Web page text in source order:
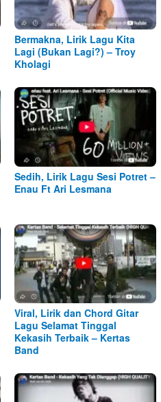
Bermakna, Lirik Lagu Kita
Lagi (Bukan Lagi?) – Troy
Kholagi
Sedih, Lirik Lagu Sesi Potret –
Enau Ft Ari Lesmana
Viral, Lirik dan Chord Gitar
Lagu Selamat Tinggal
Kekasih Terbaik – Kertas
Band